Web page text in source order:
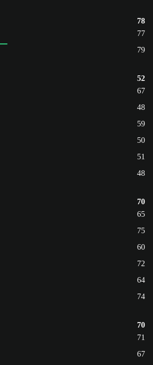
78
77
79
52
67
48
59
50
51
48
70
65
75
60
72
64
74
70
71
67